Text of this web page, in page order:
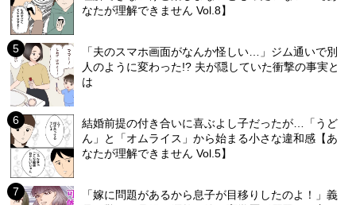
なたが理解できません Vol.8】
「夫のスマホ画面がなんか怪しい…」ジム通いで別
人のように変わった!? 夫が隠していた衝撃の事実と
は
結婚前提の付き合いに喜ぶよし子だったが…「うど
ん」と「オムライス」から始まる小さな違和感【あ
なたが理解できません Vol.5】
「嫁に問題があるから息子が目移りしたのよ！」義